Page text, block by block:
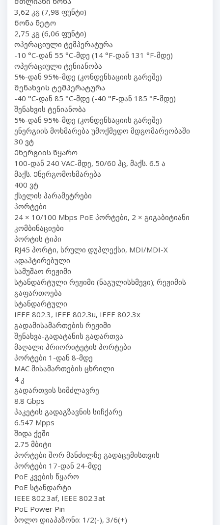
3,62 კგ (7,98 ფუნტი)
Წონა ნეტო
2,75 კგ (6,06 ფუნტი)
ოპერაციული ტემპერატურა
-10 °C-დან 55 °C-მდე (14 °F-დან 131 °F-მდე)
ოპერაციული ტენიანობა
5%-დან 95%-მდე (კონდენსაციის გარეშე)
Შენახვის ტემპერატურა
-40 °C-დან 85 °C-მდე (-40 °F-დან 185 °F-მდე)
შენახვის ტენიანობა
5%-დან 95%-მდე (კონდენსაციის გარეშე)
ენერგიის მოხმარება უმოქმედო მდგომარეობაში
30 ვტ
Ენერგიის წყარო
100-დან 240 VAC-მდე, 50/60 ჰც, მაქს. 6.5 ა
მაქს. Ენერგომოხმარება
400 ვტ
ქსელის პარამეტრები
პორტები
24 × 10/100 Mbps PoE პორტები, 2 × გიგაბიტიანი
კომბინაციები
პორტის ტიპი
RJ45 პორტი, სრული დუპლექსი, MDI/MDI-X
ადაპტირებული
სამუშაო რეჟიმი
სტანდარტული რეჟიმი (ნაგულისხმევი); რეჟიმის
გაფართოება
სტანდარტული
IEEE 802.3, IEEE 802.3u, IEEE 802.3x
გადამისამართების რეჟიმი
შენახვა-გადატანის გადართვა
მაღალი პრიორიტეტის პორტები
პორტები 1-დან 8-მდე
MAC მისამართების ცხრილი
4 კ
გადართვის სიმძლავრე
8.8 Gbps
პაკეტის გადაგზავნის სიჩქარე
6.547 Mpps
შიდა ქეში
2.75 მბიტი
პორტები შორ მანძილზე გადაცემისთვის
პორტები 17-დან 24-მდე
PoE კვების წყარო
PoE სტანდარტი
IEEE 802.3af, IEEE 802.3at
PoE Power Pin
ბოლო დიაპაზონი: 1/2(-), 3/6(+)